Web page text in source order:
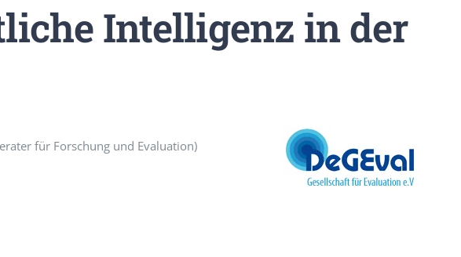
Intelligenz in der
für Forschung und Evaluation)